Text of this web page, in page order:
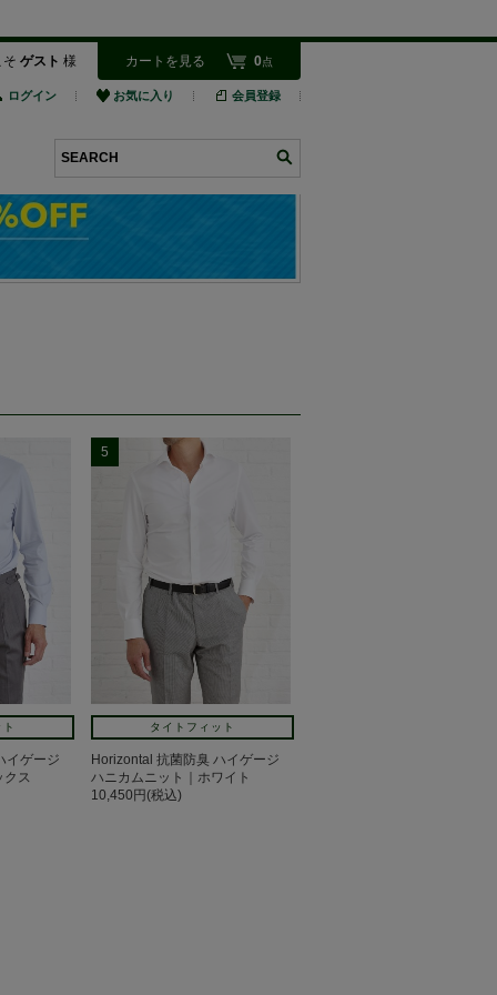
そ ゲスト 様 カートを見る 0点
ログイン お気に入り 会員登録
イゲージ
クス
5
タイトフィット
Horizontal 抗菌防臭 ハイゲージ
ハニカムニット｜ホワイト
10,450円(税込)